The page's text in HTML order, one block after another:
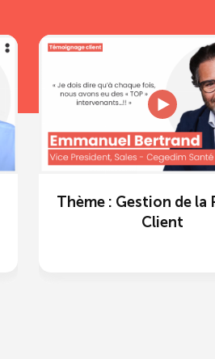
Thème : Gestion de la
Client